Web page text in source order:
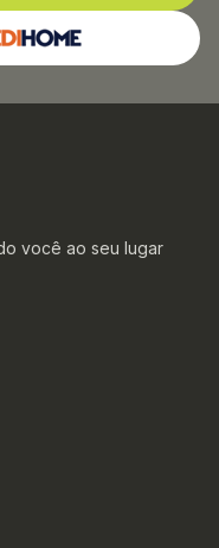
você ao seu lugar